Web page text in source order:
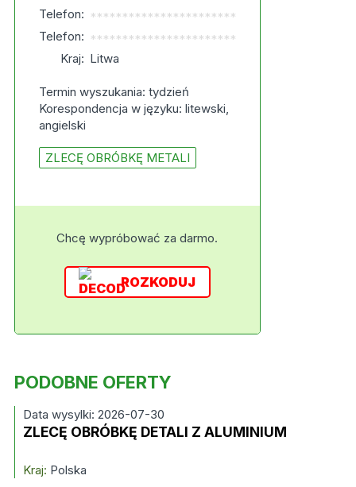
Telefon: ***********************
Telefon: ***********************
Kraj: Litwa
Termin wyszukania: tydzień
Korespondencja w języku: litewski,
angielski
ZLECĘ OBRÓBKĘ METALI
Chcę wypróbować za darmo.
ROZKODUJ
PODOBNE OFERTY
Data wysylki: 2026-07-30
ZLECĘ OBRÓBKĘ DETALI Z ALUMINIUM
Kraj: Polska